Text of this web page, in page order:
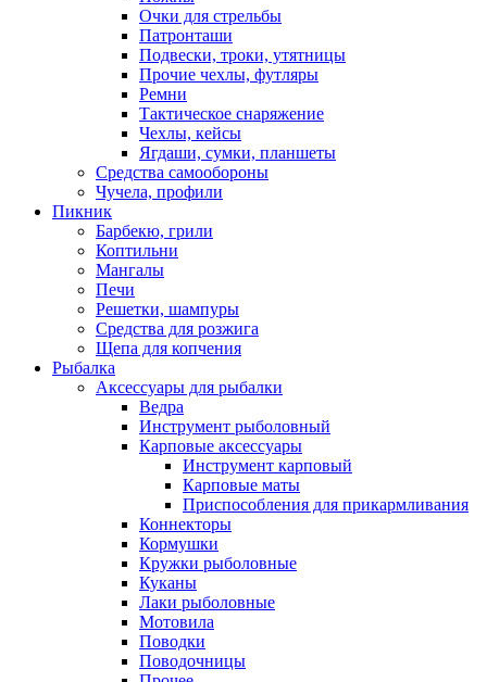
Очки для стрельбы
Патронташи
Подвески, троки, утятницы
Прочие чехлы, футляры
Ремни
Тактическое снаряжение
Чехлы, кейсы
Ягдаши, сумки, планшеты
Средства самообороны
Чучела, профили
Пикник
Барбекю, грили
Коптильни
Мангалы
Печи
Решетки, шампуры
Средства для розжига
Щепа для копчения
Рыбалка
Аксессуары для рыбалки
Ведра
Инструмент рыболовный
Карповые аксессуары
Инструмент карповый
Карповые маты
Приспособления для прикармливания
Коннекторы
Кормушки
Кружки рыболовные
Куканы
Лаки рыболовные
Мотовила
Поводки
Поводочницы